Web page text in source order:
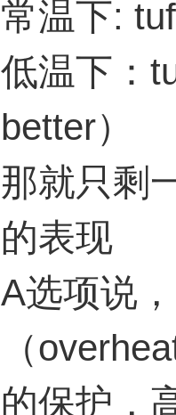
常温下:
低温下：
better）
那就只剩
的表现
A选项说
（
的保护，